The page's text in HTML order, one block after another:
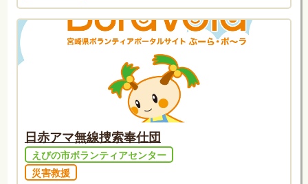
日赤アマ無線捜索奉仕団
えびの市ボランティアセンター
災害救援